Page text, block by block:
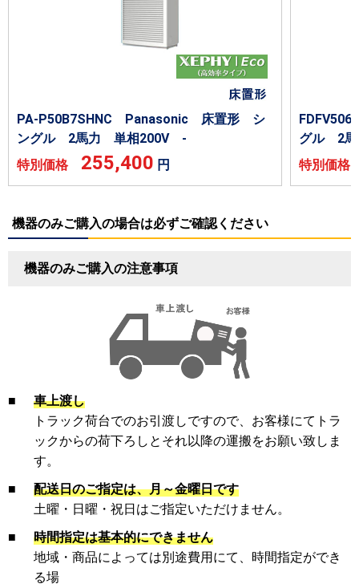
PA-P50B7SHNC Panasonic 床置形 シ
ングル 2馬力 単相200V -
特別価格 255,400 円
グル 2
特別価
機器のみご購入の場合は必ずご確認ください
機器のみご購入の注意事項
■
車上渡し
トラック荷台でのお引渡しですので、お客様にてトラ
ックからの荷下ろしとそれ以降の運搬をお願い致しま
す。
■
配送日のご指定は、月～金曜日です
土曜・日曜・祝日はご指定いただけません。
■
時間指定は基本的にできません
地域・商品によっては別途費用にて、時間指定ができ
る場